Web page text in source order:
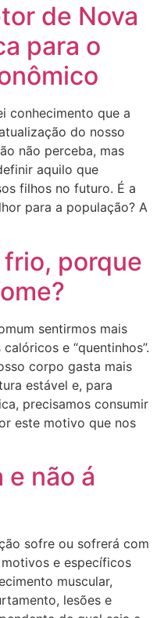
de Nova
para o
conhecimento que a
do nosso
não perceba, mas
aquilo que
filhos no futuro. É a
para a população? A
porque
sentirmos mais
e “quentinhos”.
corpo gasta mais
estável e, para
precisamos consumir
este motivo que nos
e não á
sofre ou sofrerá com
e específicos
muscular,
lesões e